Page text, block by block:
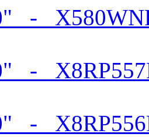
-
-
-